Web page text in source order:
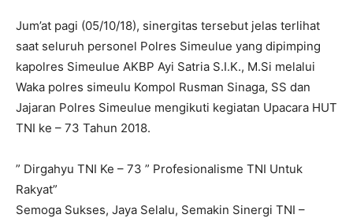
Jum’at pagi (05/10/18), sinergitas tersebut jelas terlihat
saat seluruh personel Polres Simeulue yang dipimping
kapolres Simeulue AKBP Ayi Satria S.I.K., M.Si melalui
Waka polres simeulu Kompol Rusman Sinaga, SS dan
Jajaran Polres Simeulue mengikuti kegiatan Upacara HUT
TNI ke – 73 Tahun 2018.
” Dirgahyu TNI Ke – 73 ” Profesionalisme TNI Untuk
Rakyat”
Semoga Sukses, Jaya Selalu, Semakin Sinergi TNI –